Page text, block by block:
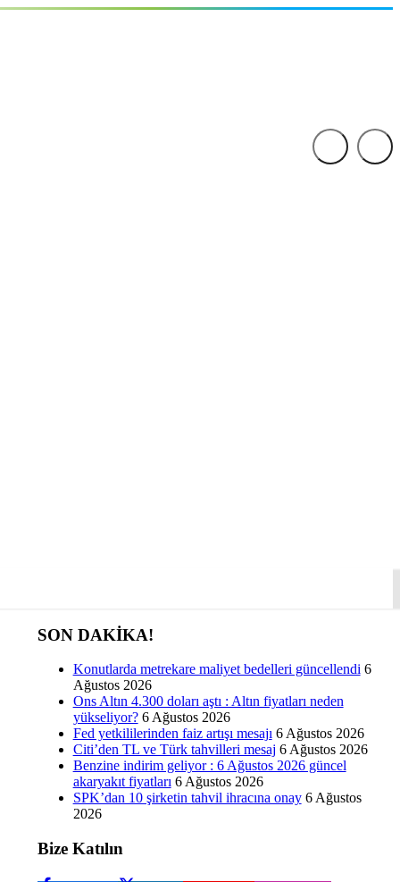
SON DAKİKA!
Konutlarda metrekare maliyet bedelleri güncellendi 6
Ağustos 2026
Ons Altın 4.300 doları aştı : Altın fiyatları neden
yükseliyor? 6 Ağustos 2026
Fed yetkililerinden faiz artışı mesajı 6 Ağustos 2026
Citi’den TL ve Türk tahvilleri mesaj 6 Ağustos 2026
Benzine indirim geliyor : 6 Ağustos 2026 güncel
akaryakıt fiyatları 6 Ağustos 2026
SPK’dan 10 şirketin tahvil ihracına onay 6 Ağustos
2026
Bize Katılın